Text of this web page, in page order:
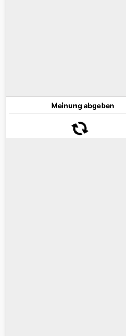
Meinung abgeben